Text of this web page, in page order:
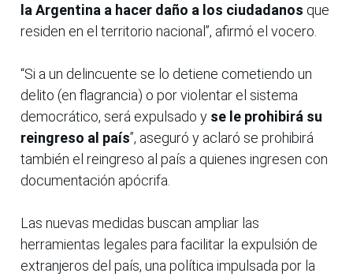
la Argentina a hacer daño a los ciudadanos que
residen en el territorio nacional”, afirmó el vocero.
“Si a un delincuente se lo detiene cometiendo un
delito (en flagrancia) o por violentar el sistema
democrático, será expulsado y se le prohibirá su
reingreso al país”, aseguró y aclaró se prohibirá
también el reingreso al país a quienes ingresen con
documentación apócrifa.
Las nuevas medidas buscan ampliar las
herramientas legales para facilitar la expulsión de
extranjeros del país, una política impulsada por la